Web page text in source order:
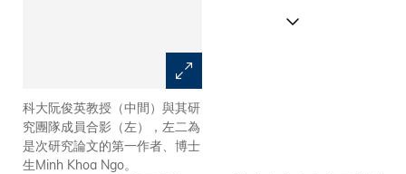
科大阮俊英教授（中間）與其研
究團隊成員合影（左），左二為
是次研究論文的第一作者、博士
生Minh Khoa Ngo。